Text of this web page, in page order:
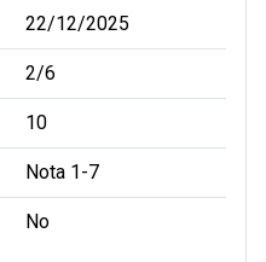
22/12/2025
2/6
10
Nota 1-7
No